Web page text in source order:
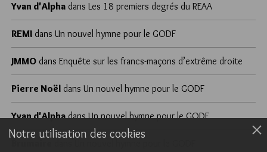
Yvan d'Alpha dans Les 18 premiers degrés du REAA
REMI dans Un nouvel hymne pour le GODF
JMMO dans Enquête sur les francs-maçons d’extrême droite
Pierre Noël dans Un nouvel hymne pour le GODF
Yvan d'AlphadansUn nouvel hymne pour le GODF
Notre utilisation des cookies